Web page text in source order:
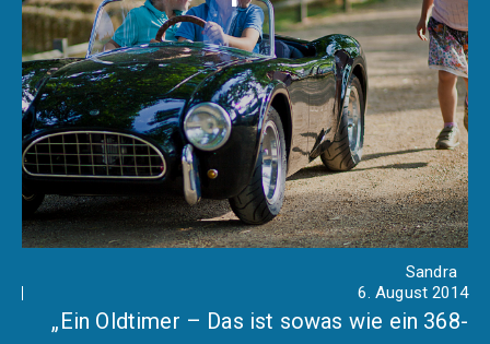
Sandra
6. August 2014
„Ein Oldtimer – Das ist sowas wie ein 368-